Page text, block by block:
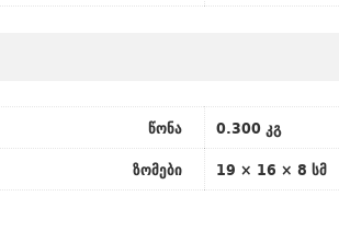
წონა
0.300 კგ
ზომები
19 × 16 × 8 სმ